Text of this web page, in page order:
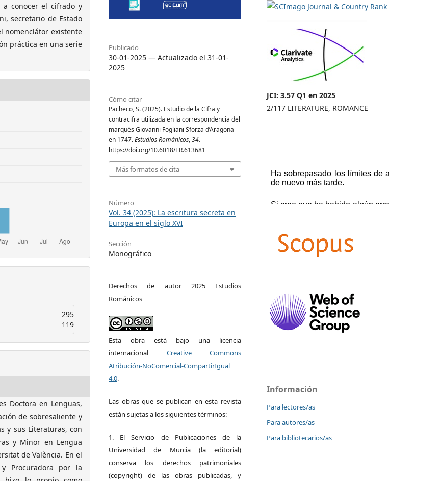
conocer el cifrado y
secretario de Estado
nomenclátor existente
práctica en una serie
295
119
Doctora en Lenguas,
de sobresaliente y
y sus Literaturas, con
y Minor en Lengua
de València. En el
Procuradora por la
Publicado
30-01-2025 — Actualizado el 31-01-
2025
Cómo citar
Pacheco, S. (2025). Estudio de la Cifra y
contracifra utilizada en la correspondencia del
marqués Giovanni Fogliani Sforza d’Aragona
en 1747.Estudios Románicos,34.
https://doi.org/10.6018/ER.613681
Más formatos de cita
Número
Vol. 34 (2025): La escritura secreta en
Europa en el siglo XVI
Sección
Monográfico
Derechos de autor 2025 Estudios
Románicos
Esta obra está bajo una licencia
internacional Creative Commons
Atribución-NoComercial-CompartirIgual
4.0.
Las obras que se publican en esta revista
están sujetas a los siguientes términos:
1. El Servicio de Publicaciones de la
Universidad de Murcia (la editorial)
conserva los derechos patrimoniales
(copyright) de las obras publicadas, y
JCI: 3.57 Q1 en 2025
2/117 LITERATURE, ROMANCE
Información
Para lectores/as
Para autores/as
Para bibliotecarios/as